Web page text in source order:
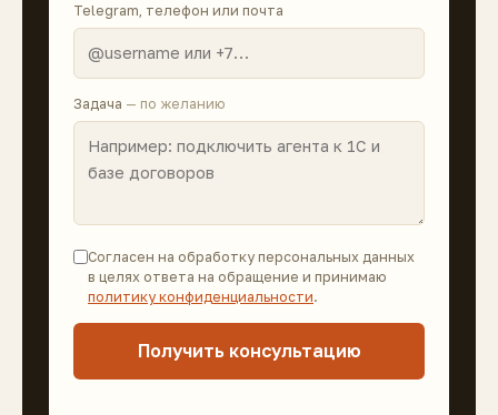
Telegram, телефон или почта
Задача — по желанию
Согласен на обработку персональных данных
в целях ответа на обращение и принимаю
политику конфиденциальности.
Получить консультацию